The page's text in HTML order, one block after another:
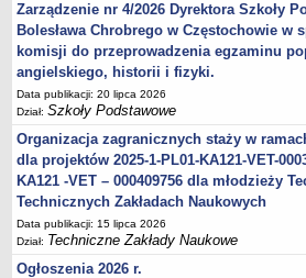
Zarządzenie nr 4/2026 Dyrektora Szkoły
Bolesława Chrobrego w Częstochowie w
komisji do przeprowadzenia egzaminu
angielskiego, historii i fizyki.
Data publikacji: 20 lipca 2026
Dział:Szkoły Podstawowe
Organizacja zagranicznych staży w
dla projektów 2025-1-PL01-KA121-VET-
KA121 -VET – 000409756 dla młodzieży
Technicznych Zakładach Naukowych
Data publikacji: 15 lipca 2026
Dział: Techniczne Zakłady Naukowe
Ogłoszenia 2026 r.